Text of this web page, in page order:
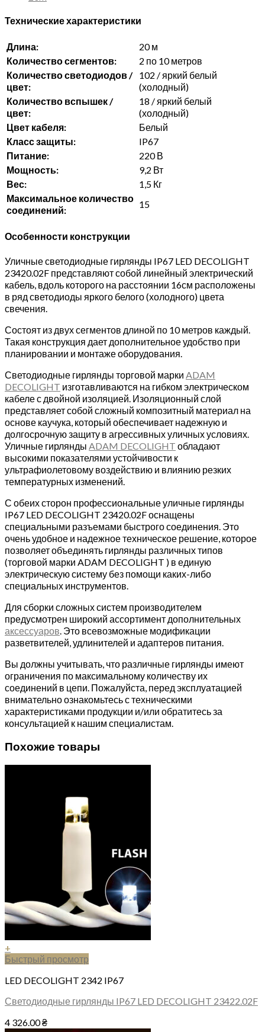
Технические характеристики
Длина:
20 м
Количество сегментов:
2 по 10 метров
Количество светодиодов /
цвет:
102 / яркий белый
(холодный)
Количество вспышек /
цвет:
18 / яркий белый
(холодный)
Цвет кабеля:
Белый
Класс защиты:
IP67
Питание:
220 В
Мощность:
9,2 Вт
Вес:
1,5 Кг
Максимальное количество
соединений:
15
Особенности конструкции
Уличные светодиодные гирлянды IP67 LED DECOLIGHT
23420.02F представляют собой линейный электрический
кабель, вдоль которого на расстоянии 16см расположены
в ряд светодиоды яркого белого (холодного) цвета
свечения.
Состоят из двух сегментов длиной по 10 метров каждый.
Такая конструкция дает дополнительное удобство при
планировании и монтаже оборудования.
Светодиодные гирлянды торговой марки ADAM
DECOLIGHT изготавливаются на гибком электрическом
кабеле с двойной изоляцией. Изоляционный слой
представляет собой сложный композитный материал на
основе каучука, который обеспечивает надежную и
долгосрочную защиту в агрессивных уличных условиях.
Уличные гирлянды ADAM DECOLIGHT обладают
высокими показателями устойчивости к
ультрафиолетовому воздействию и влиянию резких
температурных изменений.
С обеих сторон профессиональные уличные гирлянды
IP67 LED DECOLIGHT 23420.02F оснащены
специальными разъемами быстрого соединения. Это
очень удобное и надежное техническое решение, которое
позволяет объединять гирлянды различных типов
(торговой марки ADAM DECOLIGHT ) в единую
электрическую систему без помощи каких-либо
специальных инструментов.
Для сборки сложных систем производителем
предусмотрен широкий ассортимент дополнительных
аксессуаров . Это всевозможные модификации
разветвителей, удлинителей и адаптеров питания.
Вы должны учитывать, что различные гирлянды имеют
ограничения по максимальному количеству их
соединений в цепи. Пожалуйста, перед эксплуатацией
внимательно ознакомьтесь с техническими
характеристиками продукции и/или обратитесь за
консультацией к нашим специалистам.
Похожие товары
+
Быстрый просмотр
LED DECOLIGHT 2342 IP67
Светодиодные гирлянды IP67 LED DECOLIGHT 23422.02F
4 326.00₴